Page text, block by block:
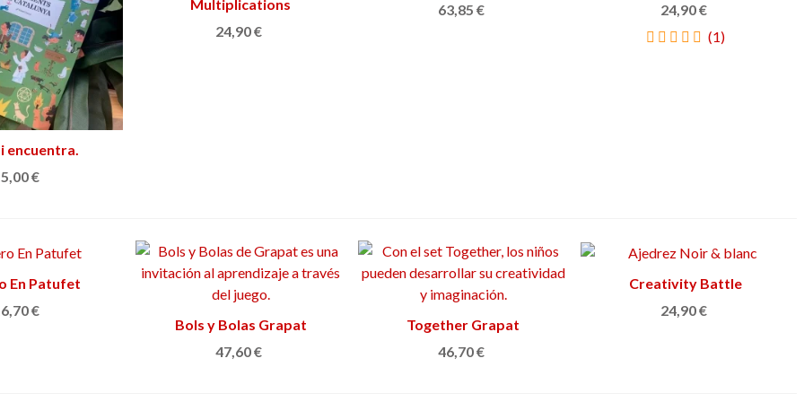
al carrito
encuentra.
de Cataluña
€
Multiplications
24,90 €
63,85 €
24,90 €
(1)
al carrito
En Patufet
€
Añadir al carrito
Bols y Bolas Grapat
47,60 €
Añadir al carrito
Together Grapat
46,70 €
Añadir al carrito
Creativity Battle
24,90 €